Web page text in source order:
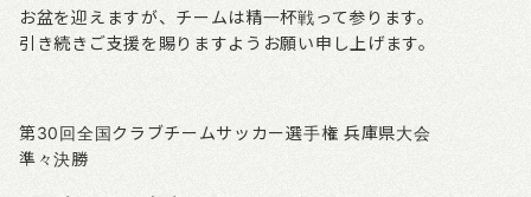
お盆を迎えますが、チームは精一杯戦って参ります。
引き続きご支援を賜りますようお願い申し上げます。
第30回全国クラブチームサッカー選手権 兵庫県大会
準々決勝